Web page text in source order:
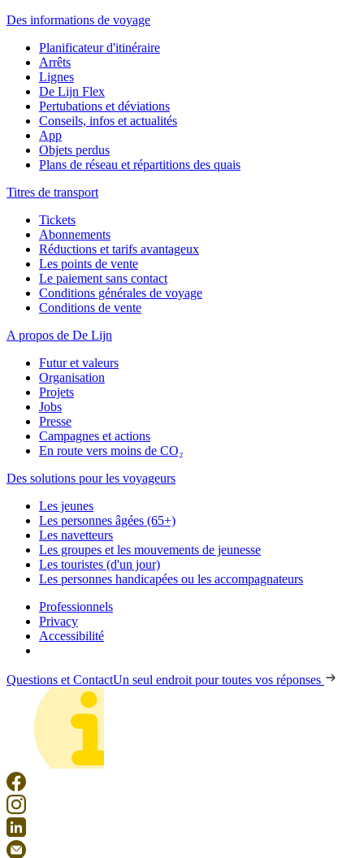
Des informations de voyage
Planificateur d'itinéraire
Arrêts
Lignes
De Lijn Flex
Pertubations et déviations
Conseils, infos et actualités
App
Objets perdus
Plans de réseau et répartitions des quais
Titres de transport
Tickets
Abonnements
Réductions et tarifs avantageux
Les points de vente
Le paiement sans contact
Conditions générales de voyage
Conditions de vente
A propos de De Lijn
Futur et valeurs
Organisation
Projets
Jobs
Presse
Campagnes et actions
En route vers moins de CO₂
Des solutions pour les voyageurs
Les jeunes
Les personnes âgées (65+)
Les navetteurs
Les groupes et les mouvements de jeunesse
Les touristes (d'un jour)
Les personnes handicapées ou les accompagnateurs
Professionnels
Privacy
Accessibilité
Questions et ContactUn seul endroit pour toutes vos réponses